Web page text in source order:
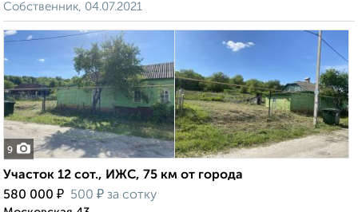
Собственник, 04.07.2021
9
Участок 12 сот., ИЖС, 75 км от города
580 000 ₽ 500 ₽ за сотку